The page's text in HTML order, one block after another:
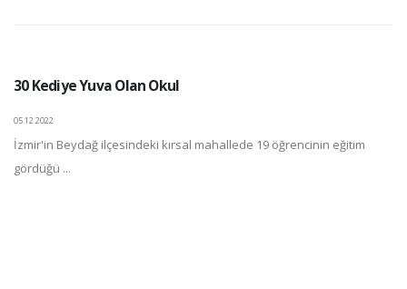
30 Kediye Yuva Olan Okul
05.12.2022
İzmir'in Beydağ ilçesindeki kırsal mahallede 19 öğrencinin eğitim
gördüğü ...